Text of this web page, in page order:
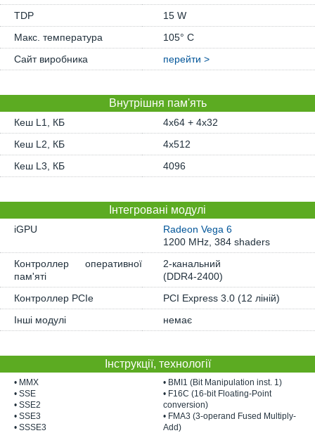
TDP
15 W
Макс. температура
105° C
Сайт виробника
перейти >
Внутрішня пам'ять
Кеш L1, КБ
4x64 + 4x32
Кеш L2, КБ
4x512
Кеш L3, КБ
4096
Інтегровані модулі
iGPU
Radeon Vega 6
1200 MHz, 384 shaders
Контроллер оперативної
пам'яті
2-канальний
(DDR4-2400)
Контроллер PCIe
PCI Express 3.0 (12 ліній)
Інші модулі
немає
Інструкції, технології
• MMX
• SSE
• SSE2
• SSE3
• SSSE3
• BMI1 (Bit Manipulation inst. 1)
• F16C (16-bit Floating-Point
conversion)
• FMA3 (3-operand Fused Multiply-
Add)